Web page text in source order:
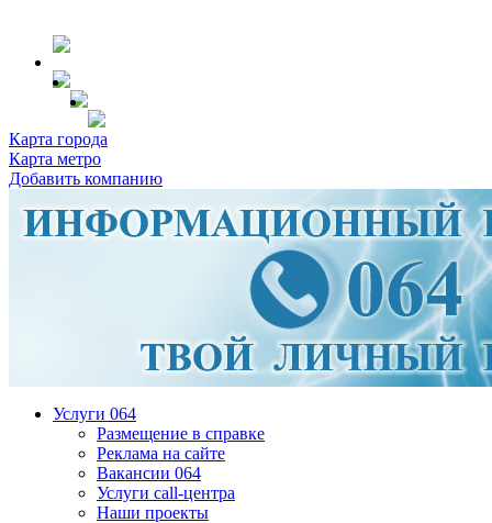
Карта города
Карта метро
Добавить компанию
Услуги 064
Размещение в справке
Реклама на сайте
Вакансии 064
Услуги call-центра
Наши проекты